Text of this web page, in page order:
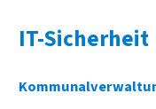
IT-Sicherheit